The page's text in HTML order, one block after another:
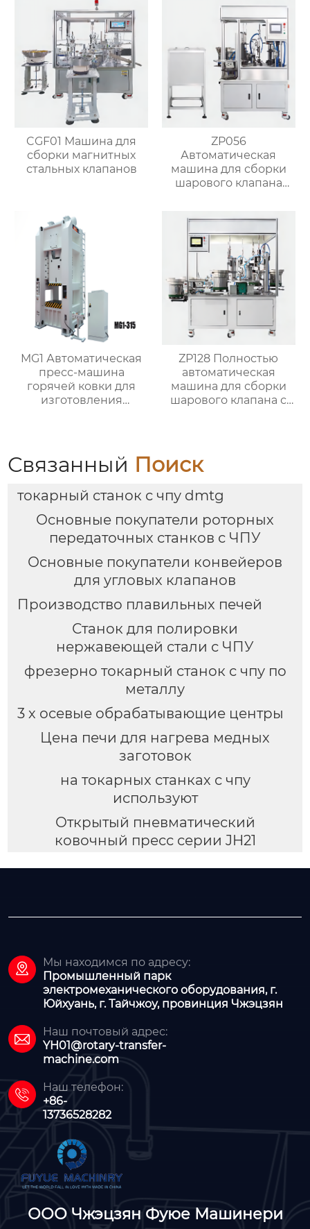
для латунного клапана
CGF01 Машина для
сборки магнитных
стальных клапанов
ZP056
Автоматическая
машина для сборки
шарового клапана
MG1 Автоматическая
пресс-машина
горячей ковки для
изготовления
ZP128 Полностью
автоматическая
машина для сборки
шарового клапана с
Связанный Поиск
токарный станок с чпу dmtg
Основные покупатели роторных
передаточных станков с ЧПУ
Основные покупатели конвейеров
для угловых клапанов
Производство плавильных печей
Станок для полировки
нержавеющей стали с ЧПУ
фрезерно токарный станок с чпу по
металлу
3 х осевые обрабатывающие центры
Цена печи для нагрева медных
заготовок
на токарных станках с чпу
используют
Открытый пневматический
ковочный пресс серии JH21

Мы находимся по адресу:
Промышленный парк
электромеханического оборудования, г.
Юйхуань, г. Тайчжоу, провинция Чжэцзян

Наш почтовый адрес:
YH01@rotary-transfer-
machine.com

Наш телефон:
+86-
13736528282
ООО Чжэцзян Фуюе Машинери